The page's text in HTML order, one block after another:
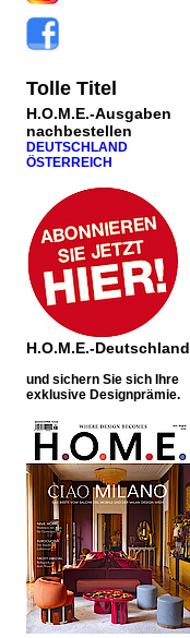
Tolle Titel
H.O.M.E.-Ausgaben
nachbestellen
DEUTSCHLAND
ÖSTERREICH
H.O.M.E.-Deutschland
und sichern Sie sich Ihre
exklusive Designprämie.